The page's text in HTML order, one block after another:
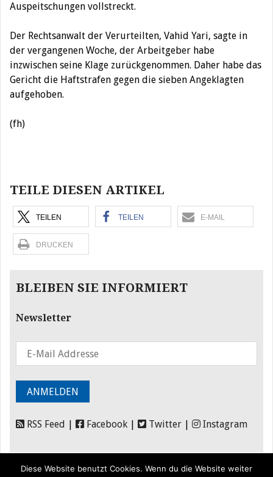
Auspeitschungen vollstreckt.
Der Rechtsanwalt der Verurteilten, Vahid Yari, sagte in
der vergangenen Woche, der Arbeitgeber habe
inzwischen seine Klage zurückgenommen. Daher habe das
Gericht die Haftstrafen gegen die sieben Angeklagten
aufgehoben.
(fh)
TEILE DIESEN ARTIKEL
TEILEN TEILEN E-MAIL
DRUCKEN
BLEIBEN SIE INFORMIERT
Newsletter
RSS Feed Facebook Twitter Instagram
Diese Website benutzt Cookies. Wenn du die Website weiter